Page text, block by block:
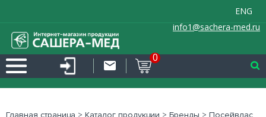
ENG
info1@sachera-med.ru
0
Главная страница > Каталог продукции > Бренды > Посейвлас